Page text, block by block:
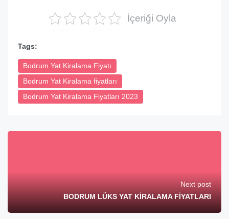
İçeriği Oyla
Tags:
Bodrum Yat Kiralama Fiyatı
Bodrum Yat Kiralama fiyatları
Bodrum Yat Kiralama Fiyatları 2023
Next post
BODRUM LÜKS YAT KİRALAMA FİYATLARI